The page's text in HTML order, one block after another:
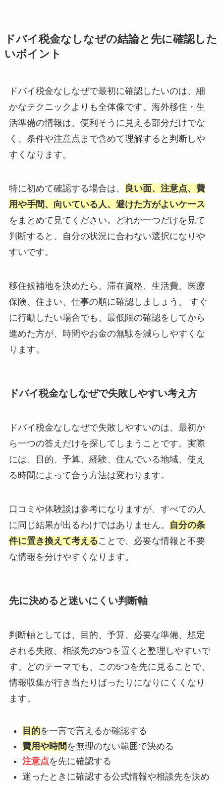
ドバイ税金なしなぜの結論と先に確認した
いポイント
ドバイ税金なしなぜで最初に確認したいのは、細
かなテクニックよりも全体像です。海外移住・生
活準備の情報は、便利そうに見える部分だけでな
く、条件や注意点まで含めて理解すると判断しや
すくなります。
特に初めて確認する場合は、
良い面、注意点、費
用や手間、向いている人、避けた方がよいケース
をまとめて見てください。どれか一つだけを見て
判断すると、自分の状況に合わない選択になりや
すいです。
移住候補地を決めたら、滞在資格、生活費、医療
保険、住まい、仕事の順に確認しましょう。 すぐ
に行動したい場合でも、最低限の確認をしてから
進めた方が、時間やお金の無駄を減らしやすくな
ります。
ドバイ税金なしなぜで失敗しやすい考え方
ドバイ税金なしなぜで失敗しやすいのは、最初か
ら一つの答えだけを探してしまうことです。実際
には、目的、予算、経験、住んでいる地域、使え
る時間によって合う方法は変わります。
口コミや体験談は参考になりますが、すべての人
に同じ結果が出るわけではありません。
自分の条
件に置き換えて考えることで、必要な情報と不要
な情報を分けやすくなります。
先に決めると迷いにくい判断軸
判断軸としては、目的、予算、必要な準備、想定
される失敗、相談先の5つを置くと整理しやすいで
す。どのテーマでも、この5つを先に見ることで、
情報収集が行き当たりばったりになりにくくなり
ます。
目的を一言で言えるか確認する
費用や時間 を無理のない範囲で決める
注意点を先に確認する
迷ったときに確認する公式情報や相談先を決め